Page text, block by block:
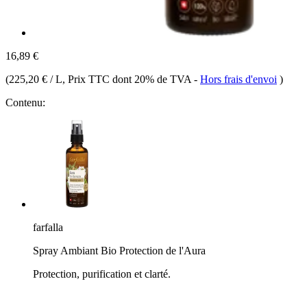
16,89 €
(225,20 € / L, Prix TTC dont 20% de TVA - Hors frais d'envoi )
Contenu:
farfalla
Spray Ambiant Bio Protection de l'Aura
Protection, purification et clarté.